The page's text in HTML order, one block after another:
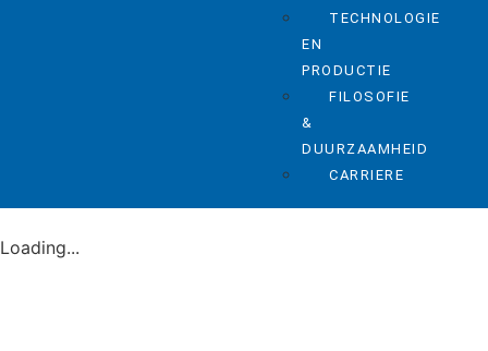
TECHNOLOGIE
EN
PRODUCTIE
FILOSOFIE
&
DUURZAAMHEID
CARRIERE
Loading...